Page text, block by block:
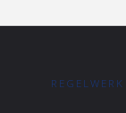
REGELWERK